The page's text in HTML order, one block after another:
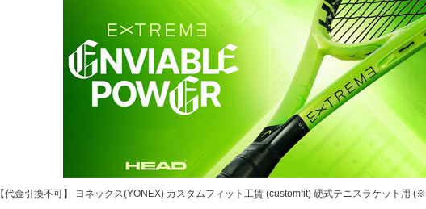
【代金引換不可】 ヨネックス(YONEX) カスタムフィット工賃 (customfit) 硬式テニスラケット用